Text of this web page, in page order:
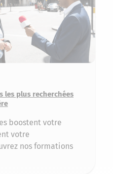
les plus recherchées
boostent votre
votre
nos formations